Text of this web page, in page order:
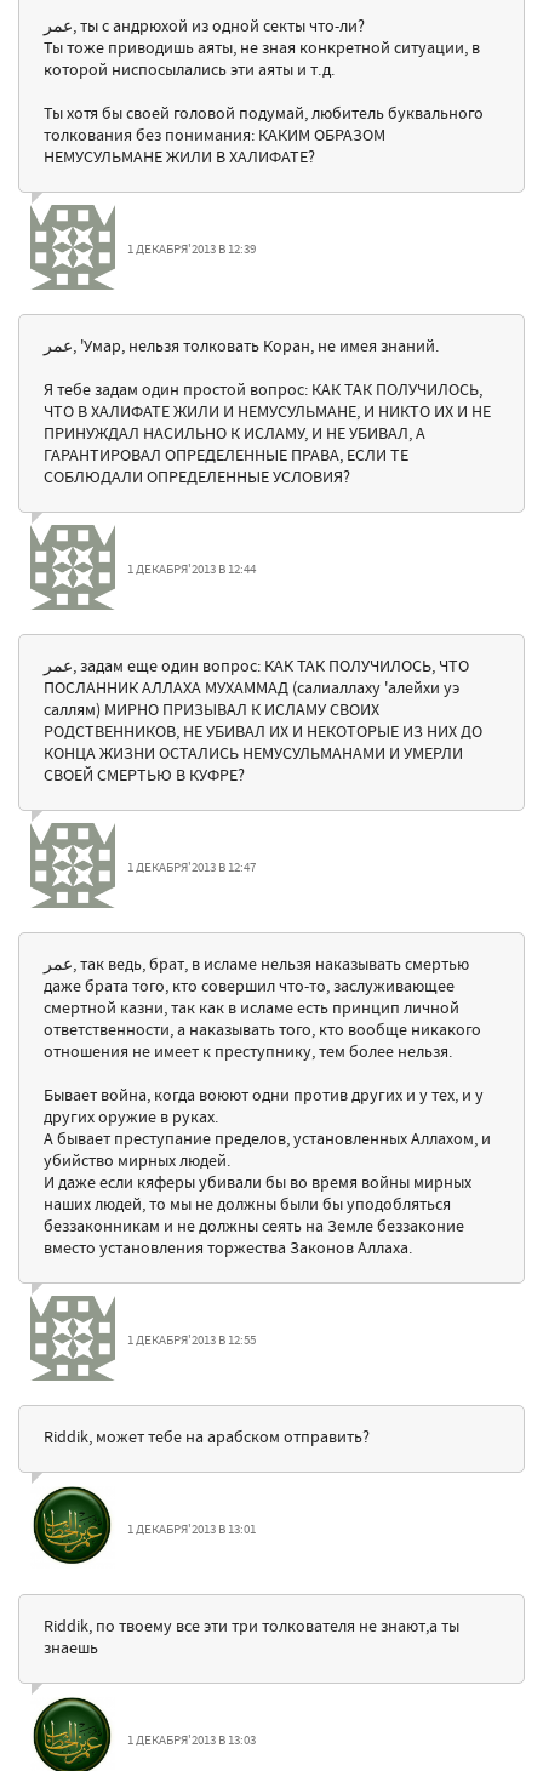
عمر, ты с андрюхой из одной секты что-ли?
Ты тоже приводишь аяты, не зная конкретной ситуации, в
которой ниспосылались эти аяты и т.д.
Ты хотя бы своей головой подумай, любитель буквального
толкования без понимания: КАКИМ ОБРАЗОМ
НЕМУСУЛЬМАНЕ ЖИЛИ В ХАЛИФАТЕ?
1 ДЕКАБРЯ'2013 В 12:39
عمر, 'Умар, нельзя толковать Коран, не имея знаний.
Я тебе задам один простой вопрос: КАК ТАК ПОЛУЧИЛОСЬ,
ЧТО В ХАЛИФАТЕ ЖИЛИ И НЕМУСУЛЬМАНЕ, И НИКТО ИХ И НЕ
ПРИНУЖДАЛ НАСИЛЬНО К ИСЛАМУ, И НЕ УБИВАЛ, А
ГАРАНТИРОВАЛ ОПРЕДЕЛЕННЫЕ ПРАВА, ЕСЛИ ТЕ
СОБЛЮДАЛИ ОПРЕДЕЛЕННЫЕ УСЛОВИЯ?
1 ДЕКАБРЯ'2013 В 12:44
عمر, задам еще один вопрос: КАК ТАК ПОЛУЧИЛОСЬ, ЧТО
ПОСЛАННИК АЛЛАХА МУХАММАД (салиаллаху 'алейхи уэ
саллям) МИРНО ПРИЗЫВАЛ К ИСЛАМУ СВОИХ
РОДСТВЕННИКОВ, НЕ УБИВАЛ ИХ И НЕКОТОРЫЕ ИЗ НИХ ДО
КОНЦА ЖИЗНИ ОСТАЛИСЬ НЕМУСУЛЬМАНАМИ И УМЕРЛИ
СВОЕЙ СМЕРТЬЮ В КУФРЕ?
1 ДЕКАБРЯ'2013 В 12:47
عمر, так ведь, брат, в исламе нельзя наказывать смертью
даже брата того, кто совершил что-то, заслуживающее
смертной казни, так как в исламе есть принцип личной
ответственности, а наказывать того, кто вообще никакого
отношения не имеет к преступнику, тем более нельзя.
Бывает война, когда воюют одни против других и у тех, и у
других оружие в руках.
А бывает преступание пределов, установленных Аллахом, и
убийство мирных людей.
И даже если кяферы убивали бы во время войны мирных
наших людей, то мы не должны были бы уподобляться
беззаконникам и не должны сеять на Земле беззаконие
вместо установления торжества Законов Аллаха.
1 ДЕКАБРЯ'2013 В 12:55
Riddik, может тебе на арабском отправить?
1 ДЕКАБРЯ'2013 В 13:01
Riddik, по твоему все эти три толкователя не знают,а ты
знаешь
1 ДЕКАБРЯ'2013 В 13:03